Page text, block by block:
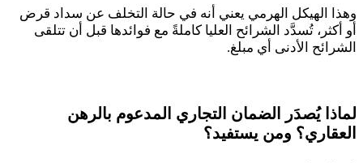
وهذا الهيكل الهرمي يعني أنه في حالة التخلف عن سداد قرض
أو أكثر، تُسدَّد الشرائح العليا كاملةً مع فوائدها قبل أن تتلقى
الشرائح الأدنى أي مبلغ.
لماذا يُصدَر الضمان التجاري المدعوم بالرهن
العقاري؟ ومن يستفيد؟